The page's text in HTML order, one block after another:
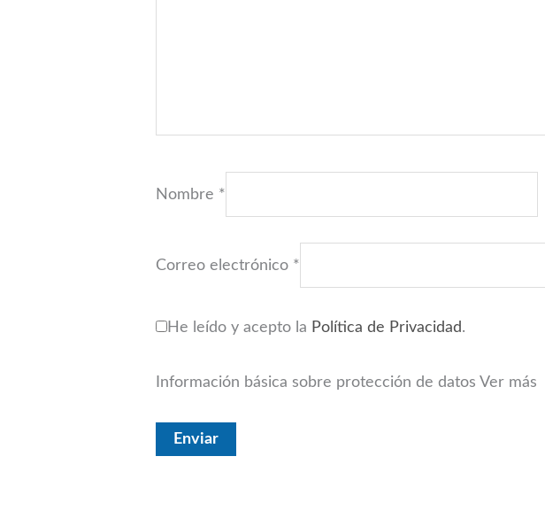
Nombre *
Correo electrónico *
He leído y acepto la Política de Privacidad.
Información básica sobre protección de datos Ver más